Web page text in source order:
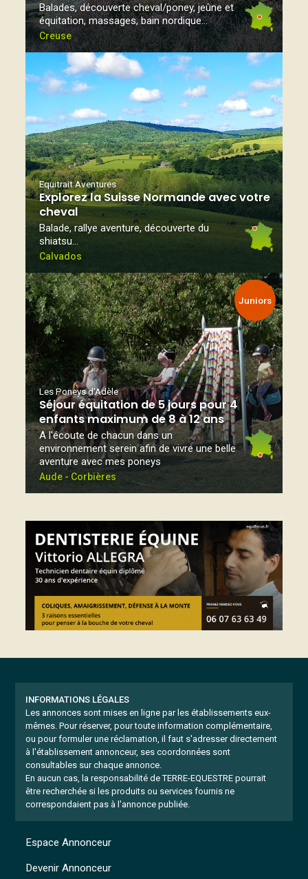
Balades, découverte cheval/poney, jeûne et
équitation, massages, bain nordique...
Creuse
Equitrait Aventures
Explorez la Suisse Normande avec votre
cheval
Balade, rallye aventure, découverte du
shiatsu…
Calvados
Juniors
Les Poneys d'Adèle
Séjour équitation de 5 jours pour 4
enfants maximum de 8 à 12 ans
A l'écoute de chacun dans un
environnement serein afin de vivre une belle
aventure avec mes poneys
Aude - Corbières
INFORMATIONS LÉGALES
Les annonces sont mises en ligne par les établissements eux-
mêmes. Pour réserver, pour toute information complémentaire,
ou pour formuler une réclamation, il faut s'adresser directement
à l'établissement annonceur, ses coordonnées sont
consultables sur chaque annonce.
En aucun cas, la responsabilité de TERRE-EQUESTRE pourrait
être recherchée si les produits ou services fournis ne
correspondaient pas à l'annonce publiée.
Espace Annonceur
Devenir Annonceur